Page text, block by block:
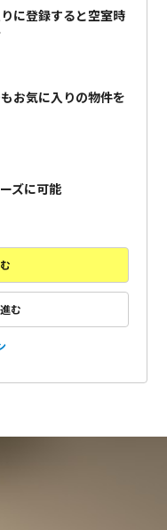
に登録すると空室時
お気に入りの物件を
ズに可能
む